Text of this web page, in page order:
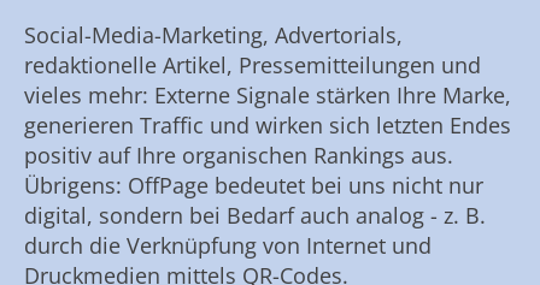
Social-Media-Marketing, Advertorials,
redaktionelle Artikel, Pressemitteilungen und
vieles mehr: Externe Signale stärken Ihre Marke,
generieren Traffic und wirken sich letzten Endes
positiv auf Ihre organischen Rankings aus.
Übrigens: OffPage bedeutet bei uns nicht nur
digital, sondern bei Bedarf auch analog - z. B.
durch die Verknüpfung von Internet und
Druckmedien mittels QR-Codes.